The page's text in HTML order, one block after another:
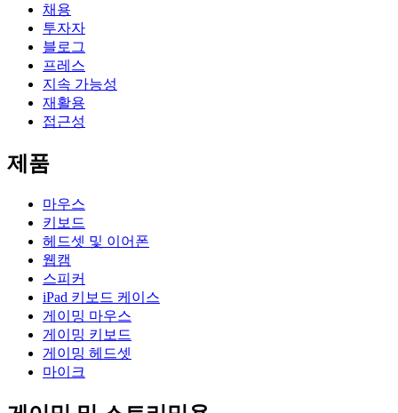
채용
투자자
블로그
프레스
지속 가능성
재활용
접근성
제품
마우스
키보드
헤드셋 및 이어폰
웹캠
스피커
iPad 키보드 케이스
게이밍 마우스
게이밍 키보드
게이밍 헤드셋
마이크